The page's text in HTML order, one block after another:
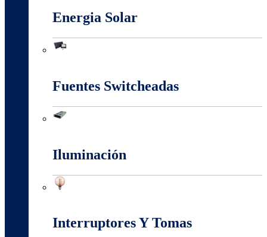
Energia Solar
Fuentes Switcheadas
Iluminación
Interruptores Y Tomas